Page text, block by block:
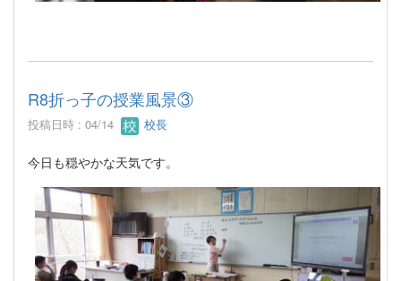
R8折っ子の授業風景③
投稿日時 : 04/14 校長
今日も穏やかな天気です。